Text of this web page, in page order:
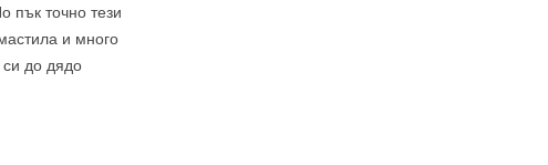
пък точно тези
и много
до дядо